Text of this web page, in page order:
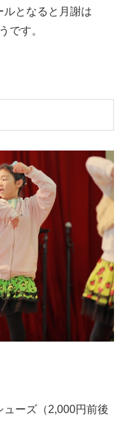
となると月謝は
です。
ューズ（2,000円前後